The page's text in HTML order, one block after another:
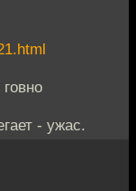
- ужас.